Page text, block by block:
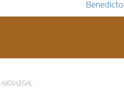
Benedicto
AVISO LEGAL